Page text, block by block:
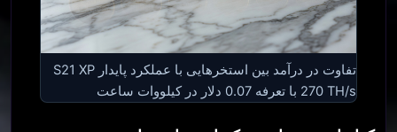
تفاوت در درآمد بین استخرهایی با عملکرد پایدار S21 XP
270 TH/s با تعرفه 0.07 دلار در کیلووات ساعت